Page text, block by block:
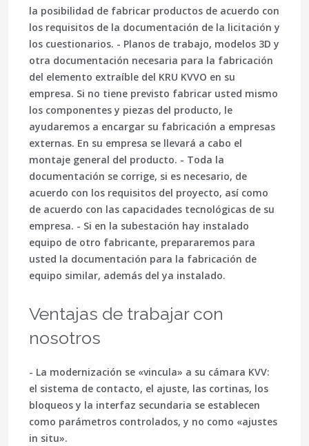
la posibilidad de fabricar productos de acuerdo con
los requisitos de la documentación de la licitación y
los cuestionarios. - Planos de trabajo, modelos 3D y
otra documentación necesaria para la fabricación
del elemento extraíble del KRU KVVO en su
empresa. Si no tiene previsto fabricar usted mismo
los componentes y piezas del producto, le
ayudaremos a encargar su fabricación a empresas
externas. En su empresa se llevará a cabo el
montaje general del producto. - Toda la
documentación se corrige, si es necesario, de
acuerdo con los requisitos del proyecto, así como
de acuerdo con las capacidades tecnológicas de su
empresa. - Si en la subestación hay instalado
equipo de otro fabricante, prepararemos para
usted la documentación para la fabricación de
equipo similar, además del ya instalado.
Ventajas de trabajar con
nosotros
- La modernización se «vincula» a su cámara KVV:
el sistema de contacto, el ajuste, las cortinas, los
bloqueos y la interfaz secundaria se establecen
como parámetros controlados, y no como «ajustes
in situ».